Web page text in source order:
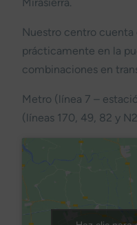
Nuestro centro
prácticamente en la
combinaciones en
Metro (línea 7 –
(líneas 170, 49, 82 y